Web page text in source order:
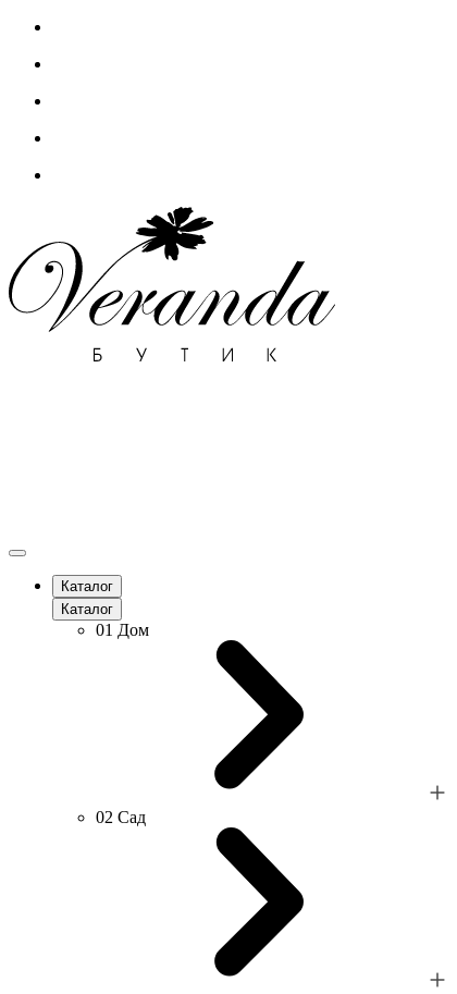
Каталог
Каталог
01 Дом
02 Сад